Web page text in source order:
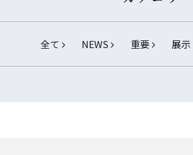
全て NEWS 重要 展示